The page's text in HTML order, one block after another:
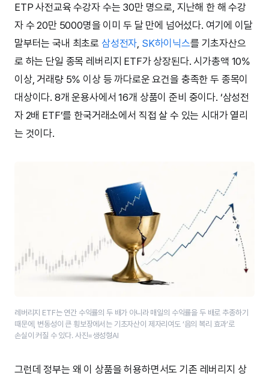
ETP 사전교육 수강자 수는 30만 명으로, 지난해 한 해 수강
자 수 20만 5000명을 이미 두 달 만에 넘어섰다. 여기에 이달
말부터는 국내 최초로 삼성전자 SK하이닉스를 기초자산으
로 하는 단일 종목 레버리지 ETF가 상장된다. 시가총액 10%
이상, 거래량 5% 이상 등 까다로운 요건을 충족한 두 종목이
대상이다. 8개 운용사에서 16개 상품이 준비 중이다. ‘삼성전
자 2배 ETF’를 한국거래소에서 직접 살 수 있는 시대가 열리
는 것이다.
레버리지 ETF는 연간 수익률의 두 배가 아니라 매일의 수익률을 두 배로 추종하기
때문에, 변동성이 큰 횡보장에서는 기초자산이 제자리여도 ‘음의 복리 효과’로
손실이 커질 수 있다. 사진=생성형AI
그런데 정부는 왜 이 상품을 허용하면서도 기존 레버리지 상